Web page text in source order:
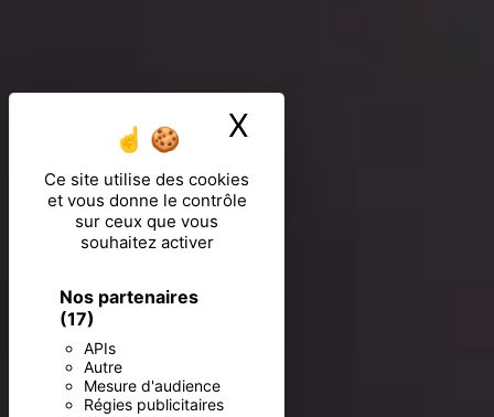
Ce site utilise des cookies
et vous donne le contrôle
sur ceux que vous
souhaitez activer
Nos partenaires
(17)
APIs
Autre
Mesure d'audience
Régies publicitaires
X